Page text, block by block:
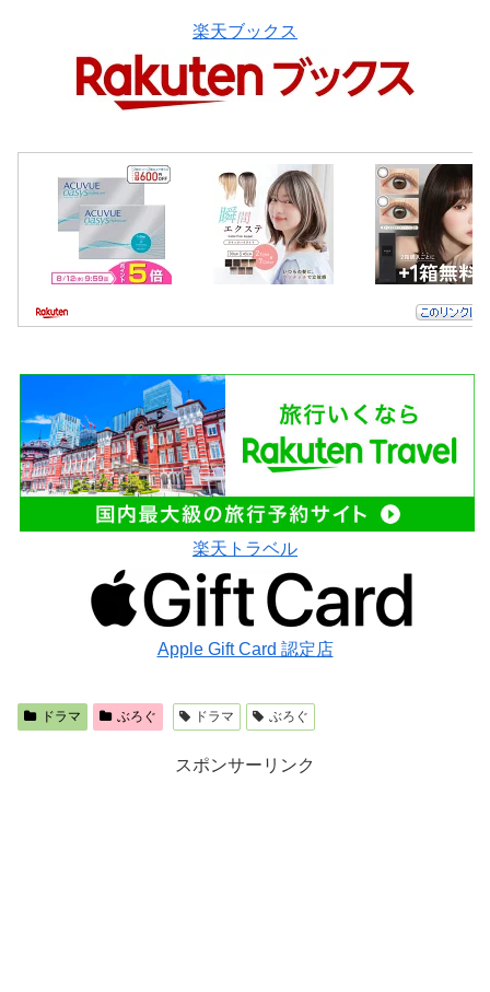
楽天ブックス
楽天トラベル
Apple Gift Card 認定店
ドラマ ぶろぐ ドラマ ぶろぐ
スポンサーリンク